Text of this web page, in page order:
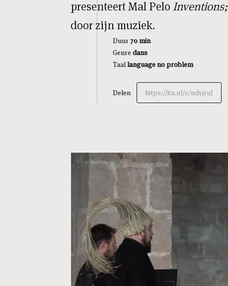
presenteert Mal Pelo Inventions;
door zijn muziek.
Duur70 min
Genre dans
Taallanguage no problem
Delen https://ita.nl/e/ndyjruJ